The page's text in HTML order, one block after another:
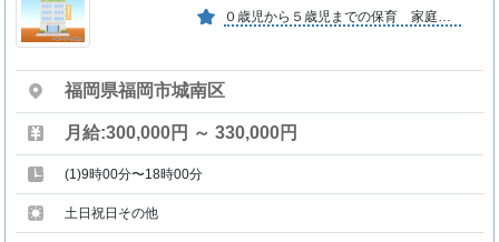
福岡県福岡市城南区
月給:300,000円 ～ 330,000円
(1)9時00分〜18時00分
土日祝日その他